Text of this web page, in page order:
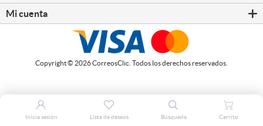
Mi cuenta
Copyright © 2026 CorreosClic. Todos los derechos reservados.
Inicia sesión Lista de deseos Búsqueda Carrito